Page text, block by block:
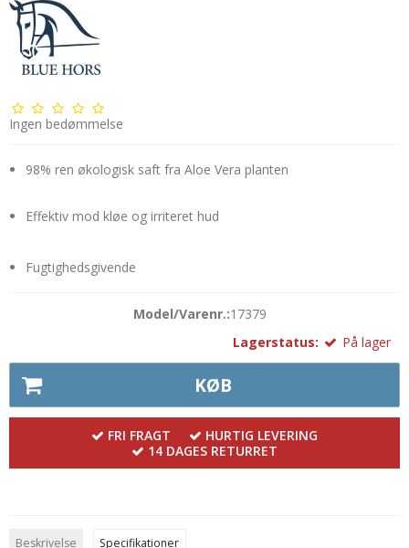
Ingen bedømmelse
98% ren økologisk saft fra Aloe Vera planten
Effektiv mod kløe og irriteret hud
Fugtighedsgivende
Model/Varenr.:17379
Lagerstatus:
På lager
KØB
FRI FRAGT
HURTIG LEVERING
14 DAGES RETURRET
Beskrivelse Specifikationer